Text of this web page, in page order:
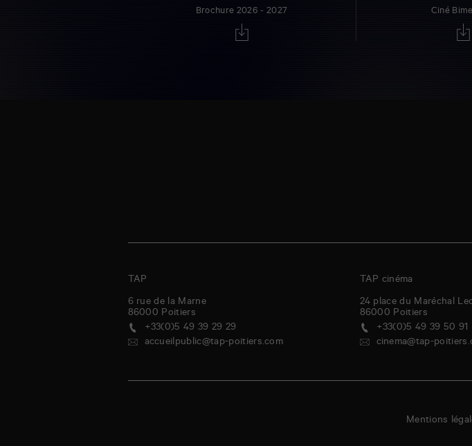
Brochure 2026 - 2027 Ciné
TAP
6 rue de la Marne
86000 Poitiers
+33(0)5 49 39 29 29
accueilpublic@tap-poitiers.com
TAP cinéma
24 place du Maréchal
86000 Poitiers
+33(0)5 49 39 50 91
cinema@tap-
Mentions